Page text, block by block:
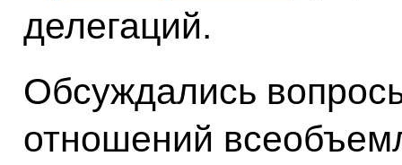
делегаций.
Обсуждались
отношений